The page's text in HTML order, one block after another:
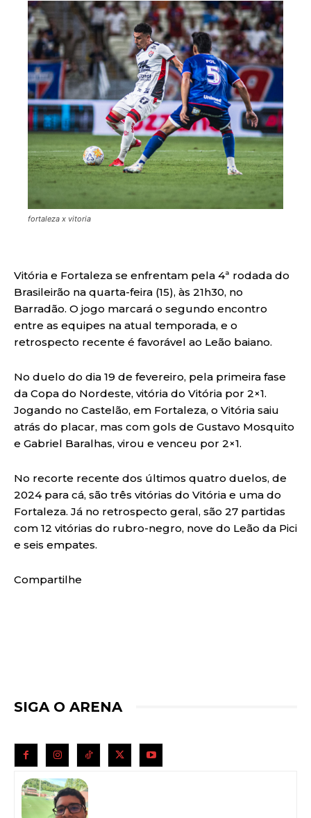
fortaleza x vitoria
Vitória e Fortaleza se enfrentam pela 4ª rodada do
Brasileirão na quarta-feira (15), às 21h30, no
Barradão. O jogo marcará o segundo encontro
entre as equipes na atual temporada, e o
retrospecto recente é favorável ao Leão baiano.
No duelo do dia 19 de fevereiro, pela primeira fase
da Copa do Nordeste, vitória do Vitória por 2×1.
Jogando no Castelão, em Fortaleza, o Vitória saiu
atrás do placar, mas com gols de Gustavo Mosquito
e Gabriel Baralhas, virou e venceu por 2×1.
No recorte recente dos últimos quatro duelos, de
2024 para cá, são três vitórias do Vitória e uma do
Fortaleza. Já no retrospecto geral, são 27 partidas
com 12 vitórias do rubro-negro, nove do Leão da Pici
e seis empates.
Compartilhe
SIGA O ARENA